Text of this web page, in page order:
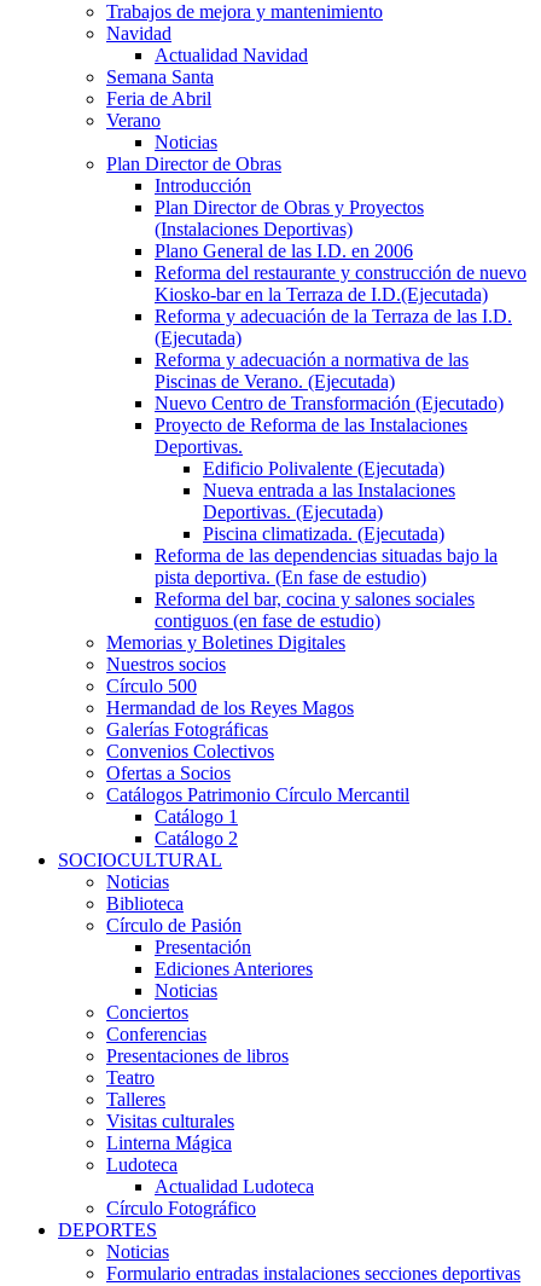
Trabajos de mejora y mantenimiento
Navidad
Actualidad Navidad
Semana Santa
Feria de Abril
Verano
Noticias
Plan Director de Obras
Introducción
Plan Director de Obras y Proyectos
(Instalaciones Deportivas)
Plano General de las I.D. en 2006
Reforma del restaurante y construcción de nuevo
Kiosko-bar en la Terraza de I.D.(Ejecutada)
Reforma y adecuación de la Terraza de las I.D.
(Ejecutada)
Reforma y adecuación a normativa de las
Piscinas de Verano. (Ejecutada)
Nuevo Centro de Transformación (Ejecutado)
Proyecto de Reforma de las Instalaciones
Deportivas.
Edificio Polivalente (Ejecutada)
Nueva entrada a las Instalaciones
Deportivas. (Ejecutada)
Piscina climatizada. (Ejecutada)
Reforma de las dependencias situadas bajo la
pista deportiva. (En fase de estudio)
Reforma del bar, cocina y salones sociales
contiguos (en fase de estudio)
Memorias y Boletines Digitales
Nuestros socios
Círculo 500
Hermandad de los Reyes Magos
Galerías Fotográficas
Convenios Colectivos
Ofertas a Socios
Catálogos Patrimonio Círculo Mercantil
Catálogo 1
Catálogo 2
SOCIOCULTURAL
Noticias
Biblioteca
Círculo de Pasión
Presentación
Ediciones Anteriores
Noticias
Conciertos
Conferencias
Presentaciones de libros
Teatro
Talleres
Visitas culturales
Linterna Mágica
Ludoteca
Actualidad Ludoteca
Círculo Fotográfico
DEPORTES
Noticias
Formulario entradas instalaciones secciones deportivas